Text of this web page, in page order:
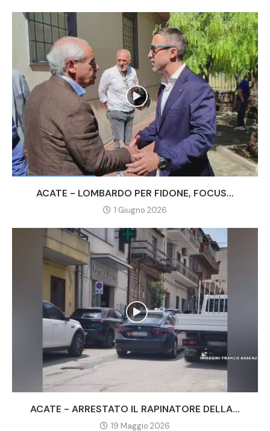
ACATE - LOMBARDO PER FIDONE, FOCUS...
1 Giugno 2026
ACATE - ARRESTATO IL RAPINATORE DELLA...
19 Maggio 2026